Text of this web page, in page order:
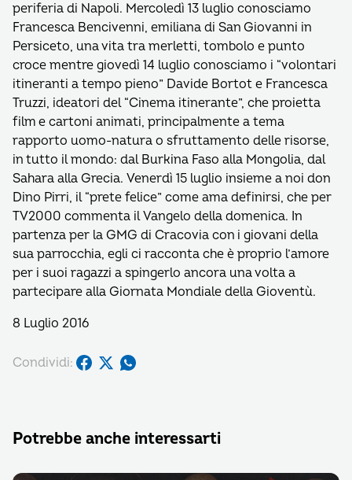
periferia di Napoli. Mercoledì 13 luglio conosciamo
Francesca Bencivenni, emiliana di San Giovanni in
Persiceto, una vita tra merletti, tombolo e punto
croce mentre giovedì 14 luglio conosciamo i “volontari
itineranti a tempo pieno” Davide Bortot e Francesca
Truzzi, ideatori del “Cinema itinerante”, che proietta
film e cartoni animati, principalmente a tema
rapporto uomo-natura o sfruttamento delle risorse,
in tutto il mondo: dal Burkina Faso alla Mongolia, dal
Sahara alla Grecia. Venerdì 15 luglio insieme a noi don
Dino Pirri, il “prete felice” come ama definirsi, che per
TV2000 commenta il Vangelo della domenica. In
partenza per la GMG di Cracovia con i giovani della
sua parrocchia, egli ci racconta che è proprio l’amore
per i suoi ragazzi a spingerlo ancora una volta a
partecipare alla Giornata Mondiale della Gioventù.
8 Luglio 2016
Condividi:
Potrebbe anche interessarti